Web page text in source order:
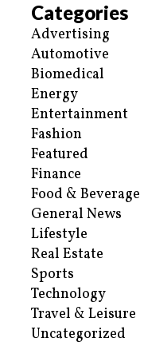
Categories
Advertising
Automotive
Biomedical
Energy
Entertainment
Fashion
Featured
Finance
Food & Beverage
General News
Lifestyle
Real Estate
Sports
Technology
Travel & Leisure
Uncategorized